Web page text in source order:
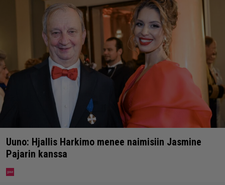
Uuno: Hjallis Harkimo menee naimisiin Jasmine
Pajarin kanssa